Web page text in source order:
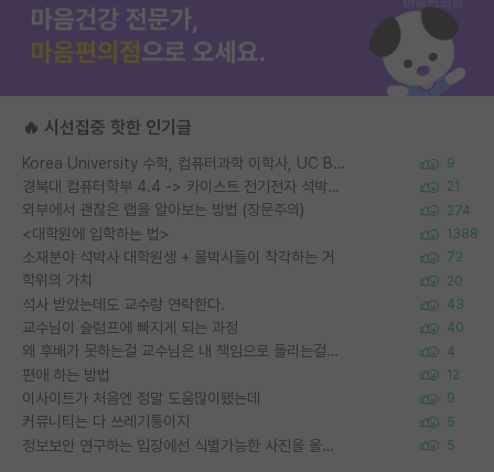
🔥 시선집중 핫한 인기글
Korea University 수학, 컴퓨터과학 이학사, UC Berkeley 산업공학 대학원 공학박사가 되는 것은 쉽지 않겠죠? 9
경북대 컴퓨터학부 4.4 -> 카이스트 전기전자 석박사통합과정 합격 21
외부에서 괜찮은 랩을 알아보는 방법 (장문주의) 274
<대학원에 입학하는 법> 1388
소재분야 석박사 대학원생 + 물박사들이 착각하는 거 72
학위의 가치 20
석사 받았는데도 교수랑 연락한다. 43
교수님이 슬럼프에 빠지게 되는 과정 40
왜 후배가 못하는걸 교수님은 내 책임으로 돌리는걸까요? 4
편애 하는 방법 12
이사이트가 처음엔 정말 도움많이됐는데 9
커뮤니티는 다 쓰레기통이지 5
정보보안 연구하는 입장에선 식별가능한 사진을 올리는건 비추이긴함 5